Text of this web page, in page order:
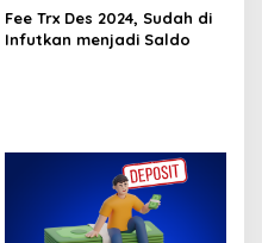
Fee Trx Des 2024, Sudah di
Infutkan menjadi Saldo